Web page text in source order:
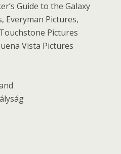
Guide to the Galaxy
Everyman Pictures,
Pictures
Vista Pictures